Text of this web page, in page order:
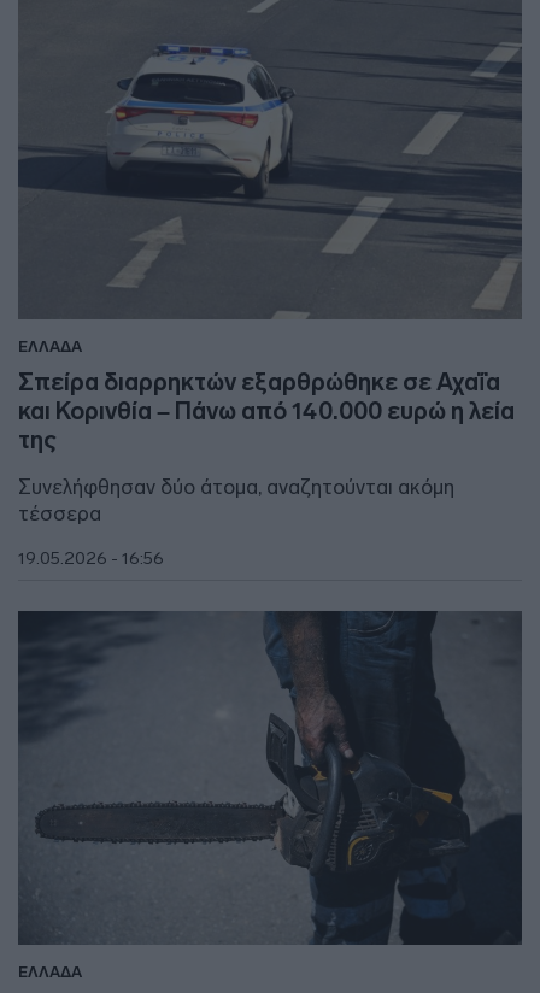
ΕΛΛΑΔΑ
Σπείρα διαρρηκτών εξαρθρώθηκε σε Αχαΐα
και Κορινθία – Πάνω από 140.000 ευρώ η λεία
της
Συνελήφθησαν δύο άτομα, αναζητούνται ακόμη
τέσσερα
19.05.2026 - 16:56
ΕΛΛΑΔΑ